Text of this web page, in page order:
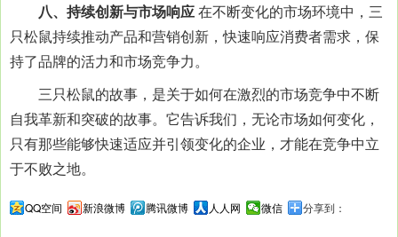
八、持续创新与市场响应在不断变化的市场环境中，三
只松鼠持续推动产品和营销创新，快速响应消费者需求，保
持了品牌的活力和市场竞争力。
三只松鼠的故事，是关于如何在激烈的市场竞争中不断
自我革新和突破的故事。它告诉我们，无论市场如何变化，
只有那些能够快速适应并引领变化的企业，才能在竞争中立
于不败之地。
QQ空间 新浪微博 腾讯微博 人人网 微信 分享到：